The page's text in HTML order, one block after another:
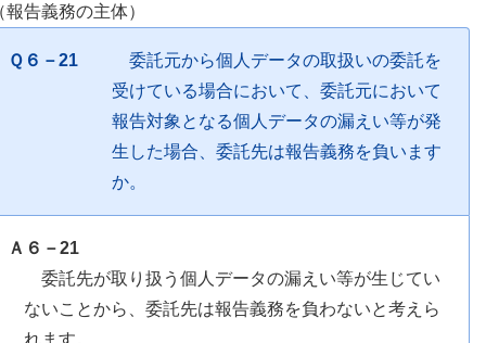
報告義務の主体）
Ｑ６－21
委託元から個人データの取扱いの委託を
受けている場合において、委託元において
報告対象となる個人データの漏えい等が発
生した場合、委託先は報告義務を負います
か。
Ａ６－21
委託先が取り扱う個人データの漏えい等が生じてい
ないことから、委託先は報告義務を負わないと考えら
れます。